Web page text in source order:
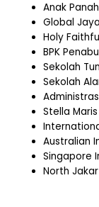
Anak
Global
Holy
BPK
Sekolah
Sekolah
Stella
Australian
Singapore
North